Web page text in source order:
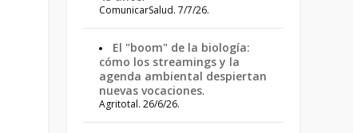
ComunicarSalud. 7/7/26.
El "boom" de la biología:
cómo los streamings y la
agenda ambiental despiertan
nuevas vocaciones.
Agritotal. 26/6/26.